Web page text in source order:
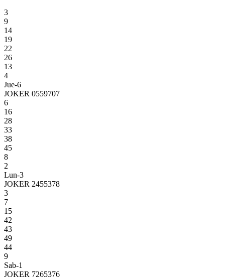
3
9
14
19
22
26
13
4
Jue-6
JOKER 0559707
6
16
28
33
38
45
8
2
Lun-3
JOKER 2455378
3
7
15
42
43
49
44
9
Sab-1
JOKER 7265376